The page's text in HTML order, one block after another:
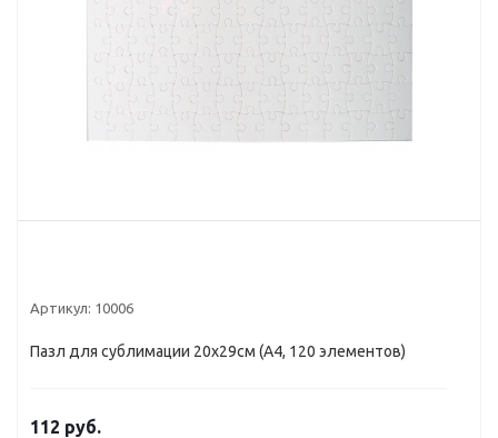
Артикул: 10006
Пазл для сублимации 20х29см (А4, 120 элементов)
112 руб.